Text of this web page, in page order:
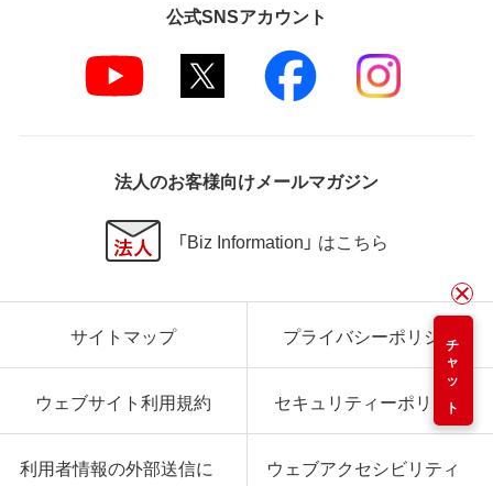
チャット
公式SNSアカウント
法人のお客様向けメールマガジン
「Biz Information」 はこちら
サイトマップ プライバシーポリシー
ウェブサイト利用規約 セキュリティーポリシー
利用者情報の外部送信に
ウェブアクセシビリティ